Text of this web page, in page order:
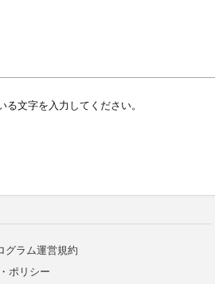
文字を入力してください。
グラム運営規約
ポリシー